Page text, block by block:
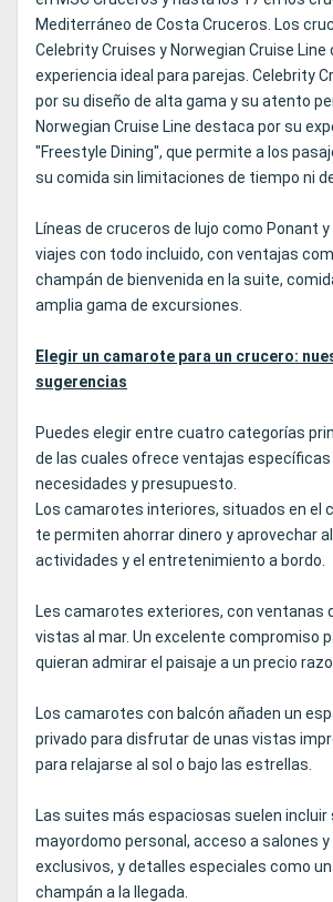
Mediterráneo de Costa Cruceros. Los
Celebrity Cruises y Norwegian Cruise Line
experiencia ideal para parejas. Celebrity
por su diseño de alta gama y su atento
Norwegian Cruise Line destaca por su
"Freestyle Dining", que permite a los
su comida sin limitaciones de tiempo ni
Líneas de cruceros de lujo como Ponant
viajes con todo incluido, con ventajas
champán de bienvenida en la suite,
amplia gama de excursiones.
Elegir un camarote para un crucero:
sugerencias
Puedes elegir entre cuatro categorías
de las cuales ofrece ventajas
necesidades y presupuesto.
Los camarotes interiores, situados en el
te permiten ahorrar dinero y aprovechar
actividades y el entretenimiento a bordo.
Les camarotes exteriores, con ventanas
vistas al mar. Un excelente compromiso
quieran admirar el paisaje a un precio
Los camarotes con balcón añaden un
privado para disfrutar de unas vistas
para relajarse al sol o bajo las estrellas.
Las suites más espaciosas suelen incluir
mayordomo personal, acceso a salones
exclusivos, y detalles especiales como
champán a la llegada.